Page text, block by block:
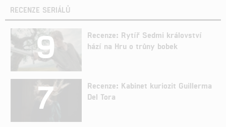
RECENZE SERIÁLŮ
9
Recenze: Rytíř Sedmi království
hází na Hru o trůny bobek
7
Recenze: Kabinet kuriozit Guillerma
Del Tora